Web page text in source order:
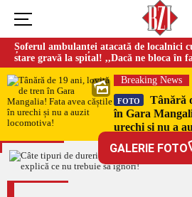
Șoferul ambulanței atacată de localnici
stare gravă la spital! ,,Dacă ne bloca în
omorau…”
Breaking News
FOTO
Tânără
în Gara
urechi și nu a
GALERIE FOTO